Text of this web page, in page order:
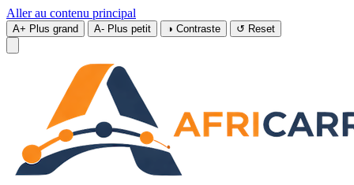
Aller au contenu principal
A+ Plus grand A- Plus petit ◑ Contraste ↺ Reset